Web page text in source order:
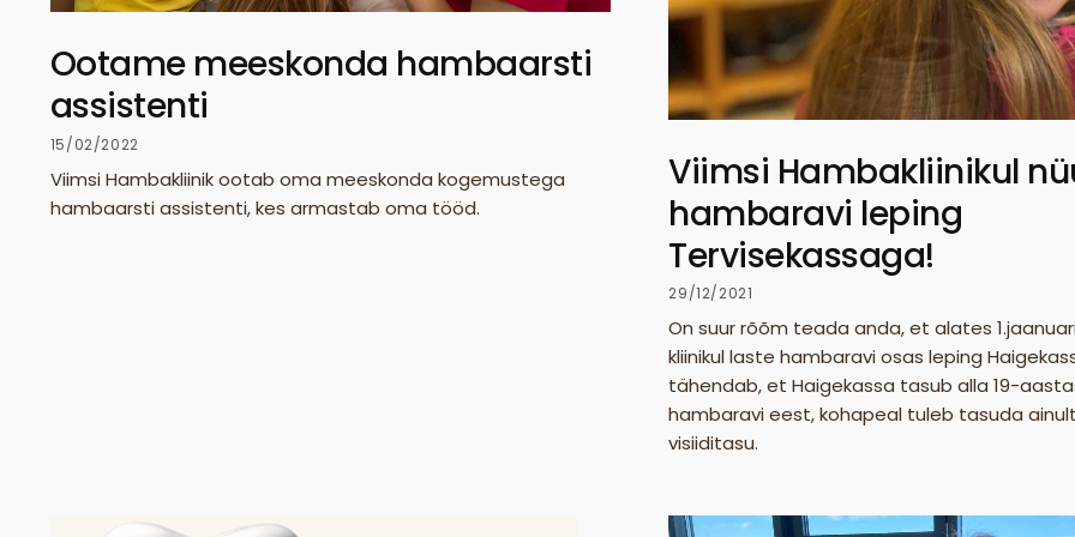
Ootame meeskonda hambaarsti
assistenti
15/02/2022
Viimsi Hambakliinik ootab oma meeskonda kogemustega
hambaarsti assistenti, kes armastab oma tööd.
Viimsi Hambakliinikul
hambaravi leping
Tervisekassaga!
29/12/2021
On suur rõõm teada anda, et alates
kliinikul laste hambaravi osas leping
tähendab, et Haigekassa tasub alla 19-
hambaravi eest, kohapeal tuleb tasuda
visiiditasu.